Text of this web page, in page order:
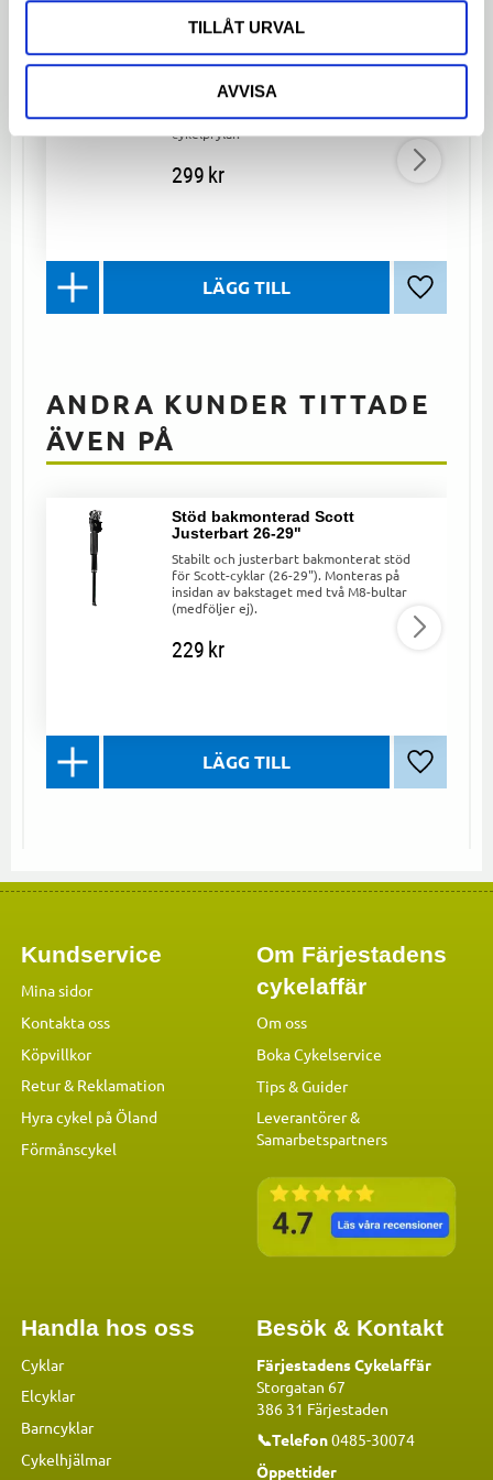
TILLÅT URVAL
AVVISA
Sadelväska Skeppshult
Stilfull sadelväska i konstläder från
Skeppshult med medföljande sadelskydd.
Praktisk och tidlös för lagring av
cykelprylar.
299kr
Lägg till
ANDRA KUNDER TITTADE
ÄVEN PÅ
Stöd bakmonterad Scott
Justerbart 26-29"
Stabilt och justerbart bakmonterat stöd
för Scott-cyklar (26-29"). Monteras på
insidan av bakstaget med två M8-bultar
(medföljer ej).
229kr
Lägg till
Kundservice
Mina sidor
Kontakta oss
Köpvillkor
Retur & Reklamation
Hyra cykel på Öland
Förmånscykel
Om Färjestadens
cykelaffär
Om oss
Boka Cykelservice
Tips & Guider
Leverantörer &
Samarbetspartners
Handla hos oss
Cyklar
Elcyklar
Barncyklar
Cykelhjälmar
Besök & Kontakt
Färjestadens Cykelaffär
Storgatan 67
386 31 Färjestaden
📞Telefon0485-30074
Öppettider